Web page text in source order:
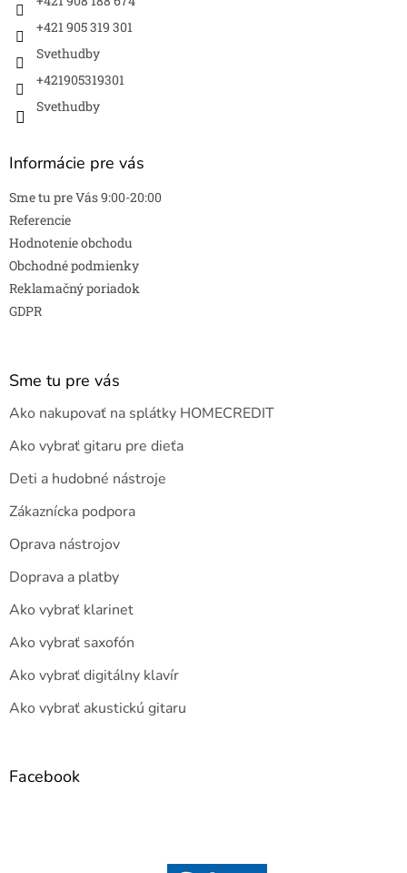
+421 905 319 301
Svethudby
+421905319301
Svethudby
Informácie pre vás
Sme tu pre Vás 9:00-20:00
Referencie
Hodnotenie obchodu
Obchodné podmienky
Reklamačný poriadok
GDPR
Sme tu pre vás
Ako nakupovať na splátky HOMECREDIT
Ako vybrať gitaru pre dieťa
Deti a hudobné nástroje
Zákaznícka podpora
Oprava nástrojov
Doprava a platby
Ako vybrať klarinet
Ako vybrať saxofón
Ako vybrať digitálny klavír
Ako vybrať akustickú gitaru
Facebook